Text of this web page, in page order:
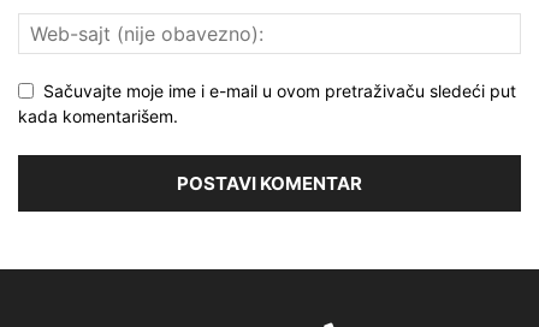
Sačuvajte moje ime i e-mail u ovom pretraživaču sledeći put
kada komentarišem.